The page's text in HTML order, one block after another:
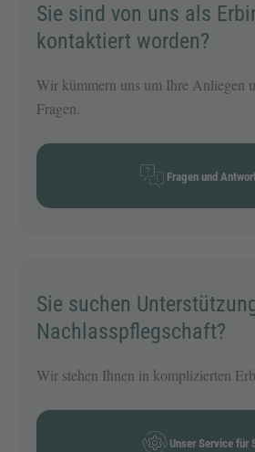
Sie sind von uns als
kontaktiert worden?
Wir kümmern uns um Ihre Anliegen
Fragen.
Fragen und
Sie suchen
Nachlasspflegschaft?
Wir stehen Ihnen in komplizierten
Unser Service für